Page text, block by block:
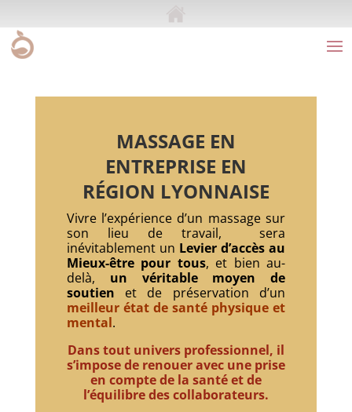
MASSAGE EN
ENTREPRISE EN
RÉGION LYONNAISE
Vivre l’expérience d’un massage sur
son lieu de travail, sera
inévitablement un Levier d’accès au
Mieux-être pour tous, et bien au-
delà, un véritable moyen de
soutien et de préservation d’un
meilleur état de santé physique et
mental.
Dans tout univers professionnel, il
s’impose de renouer avec une prise
en compte de la santé et de
l’équilibre des collaborateurs.